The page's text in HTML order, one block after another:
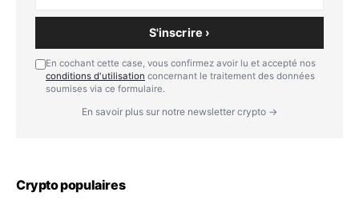
S'inscrire ›
En cochant cette case, vous confirmez avoir lu et accepté nos
conditions d'utilisation concernant le traitement des données
soumises via ce formulaire.
En savoir plus sur notre newsletter crypto →
Crypto populaires